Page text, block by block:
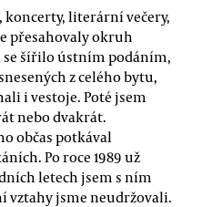
koncerty, literární večery,
přesahovaly okruh
se šířilo ústním podáním,
z celého bytu,
i vestoje. Poté jsem
nebo dvakrát.
občas potkával
Po roce 1989 už
letech jsem s ním
vztahy jsme neudržovali.